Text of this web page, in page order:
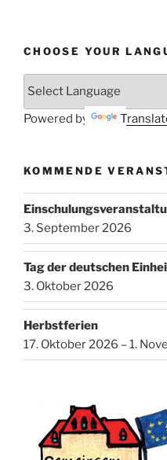
CHOOSE YOUR
Powered by
KOMMENDE
3. September 2026
Tag der deutschen
3. Oktober 2026
Herbstferien
17. Oktober 2026 – 1.